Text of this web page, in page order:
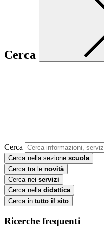
Cerca
Cerca
Cerca nella sezione scuola
Cerca tra le novità
Cerca nei servizi
Cerca nella didattica
Cerca in tutto il sito
Ricerche frequenti